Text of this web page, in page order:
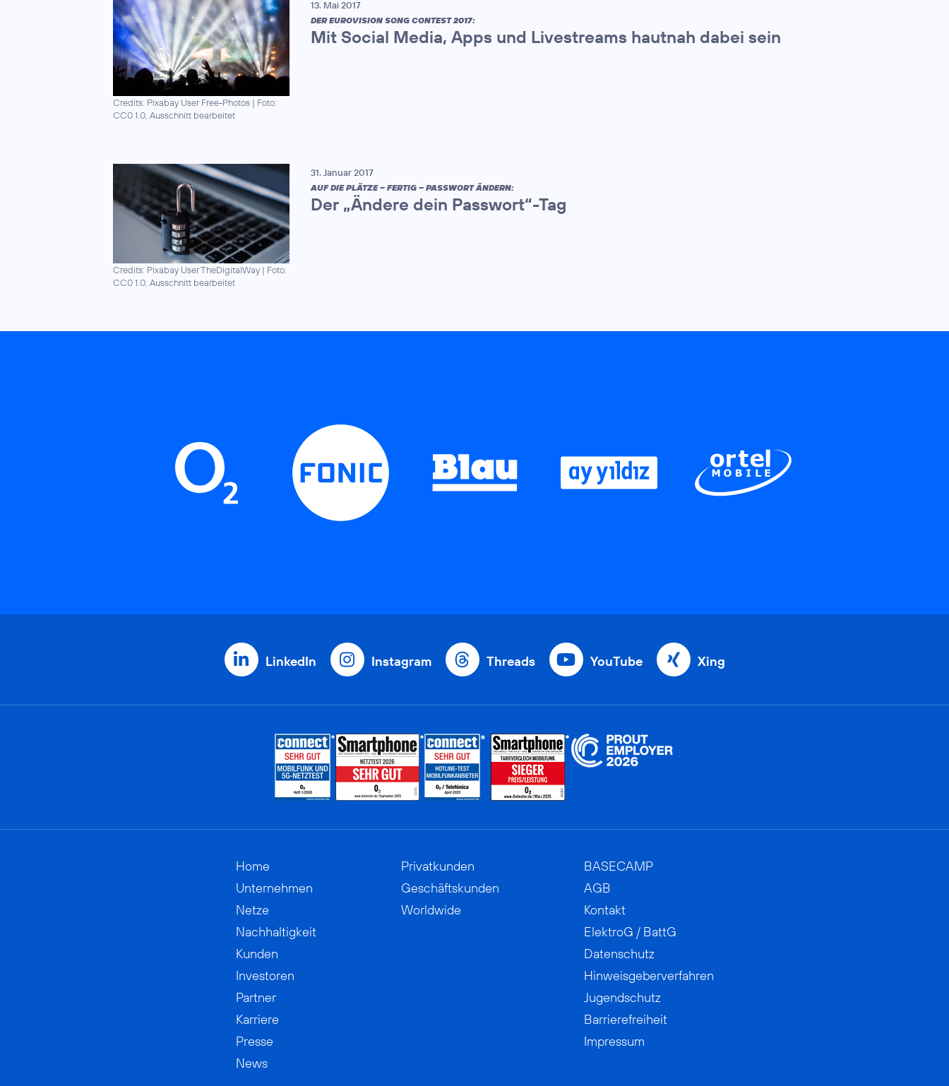
Credits: Pixabay User Free-Photos | Foto:
CC0 1.0, Ausschnitt bearbeitet
13. Mai 2017
DER EUROVISION SONG CONTEST 2017:
Mit Social Media, Apps und Livestreams hautnah dabei sein
Credits: Pixabay User TheDigitalWay | Foto:
CC0 1.0, Ausschnitt bearbeitet
31. Januar 2017
AUF DIE PLÄTZE – FERTIG – PASSWORT ÄNDERN:
Der „Ändere dein Passwort“-Tag
LinkedIn Instagram Threads YouTube Xing
Home
Unternehmen
Netze
Nachhaltigkeit
Kunden
Investoren
Partner
Karriere
Presse
News
Privatkunden
Geschäftskunden
Worldwide
BASECAMP
AGB
Kontakt
ElektroG / BattG
Datenschutz
Hinweisgeberverfahren
Jugendschutz
Barrierefreiheit
Impressum